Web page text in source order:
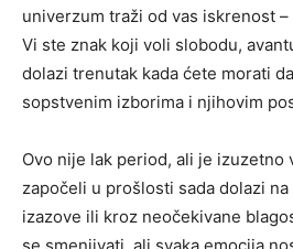
univerzum traži od vas iskrenost
Vi ste znak koji voli slobodu,
dolazi trenutak kada ćete morati
sopstvenim izborima i njihovim
Ovo nije lak period, ali je izuzetno
započeli u prošlosti sada dolazi
izazove ili kroz neočekivane